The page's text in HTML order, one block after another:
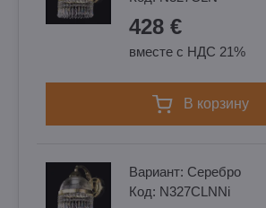
428 €
вместе с НДС 21%
в корзину
Вариант: Cеребро
Код: N327CLNNi